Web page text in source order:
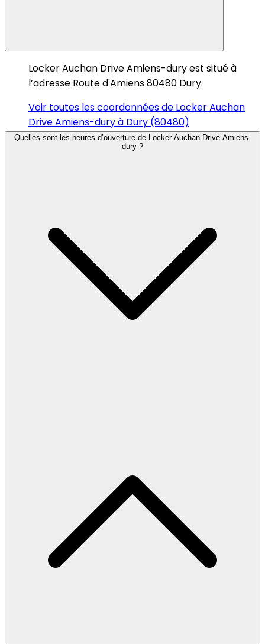
Locker Auchan Drive Amiens-dury est situé à
l’adresse Route d'Amiens 80480 Dury.
Voir toutes les coordonnées de Locker Auchan
Drive Amiens-dury à Dury (80480)
Quelles sont les heures d’ouverture de Locker Auchan Drive Amiens-
dury ?